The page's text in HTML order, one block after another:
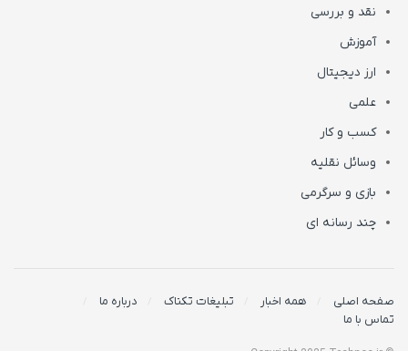
نقد و بررسی
آموزش
ارز دیجیتال
علمی
کسب و کار
وسائل نقلیه
بازی و سرگرمی
چند رسانه ای
صفحه اصلی همه اخبار تبلیغات تکناک
درباره ما
تماس با ما